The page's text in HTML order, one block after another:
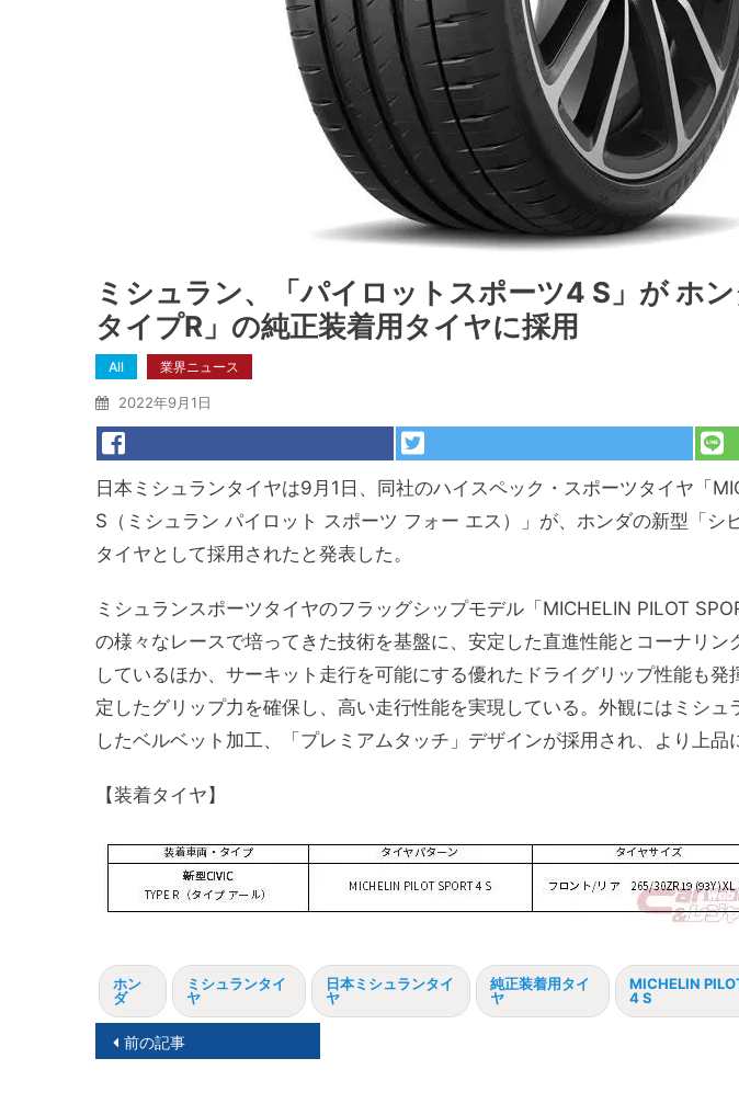
ミシュラン、「パイロットスポーツ4 S」が ホ
タイプR」の純正装着用タイヤに採用
All 業界ニュース
2022年9月1日
日本ミシュランタイヤは9月1日、同社のハイスペック・スポーツタイヤ「
S（ミシュラン パイロット スポーツ フォー エス）」が、ホンダの新型「シ
タイヤとして採用されたと発表した。
ミシュランスポーツタイヤのフラッグシップモデル「MICHELIN PILOT
の様々なレースで培ってきた技術を基盤に、安定した直進性能とコーナリン
しているほか、サーキット走行を可能にする優れたドライグリップ性能も
定したグリップ力を確保し、高い走行性能を実現している。外観にはミシ
したベルベット加工、「プレミアムタッチ」デザインが採用され、より上品
【装着タイヤ】
ホン
ダ
ミシュランタイ
ヤ
日本ミシュランタイ
ヤ
純正装着用タイ
ヤ
MICHELIN
4 S
投前の記事